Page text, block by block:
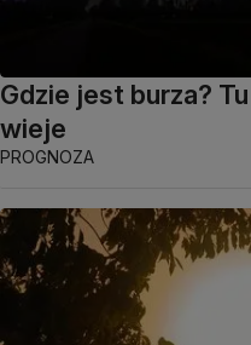
Gdzie jest burza?
wieje
PROGNOZA